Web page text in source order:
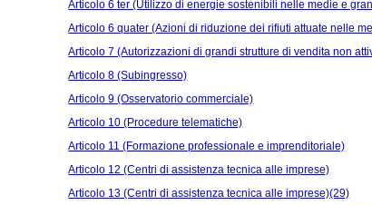
Articolo 6 ter (Utilizzo di energie sostenibili nelle medie e
Articolo 6 quater (Azioni di riduzione dei rifiuti attuate nelle
Articolo 7 (Autorizzazioni di grandi strutture di vendita non
Articolo 8 (Subingresso)
Articolo 9 (Osservatorio commerciale)
Articolo 10 (Procedure telematiche)
Articolo 11 (Formazione professionale e imprenditoriale)
Articolo 12 (Centri di assistenza tecnica alle imprese)
Articolo 13 (Centri di assistenza tecnica alle imprese)(29)